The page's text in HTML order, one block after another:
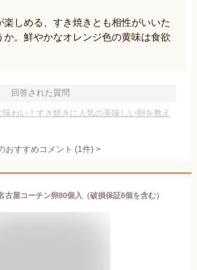
しめる、すき焼きとも相性がいいた
か。鮮やかなオレンジ色の黄味は食欲
回答された質問
味わい！すき焼きに人気の美味しい卵を教え
おすすめコメント (1件) >
古屋コーチン卵80個入（破損保証8個を含む）